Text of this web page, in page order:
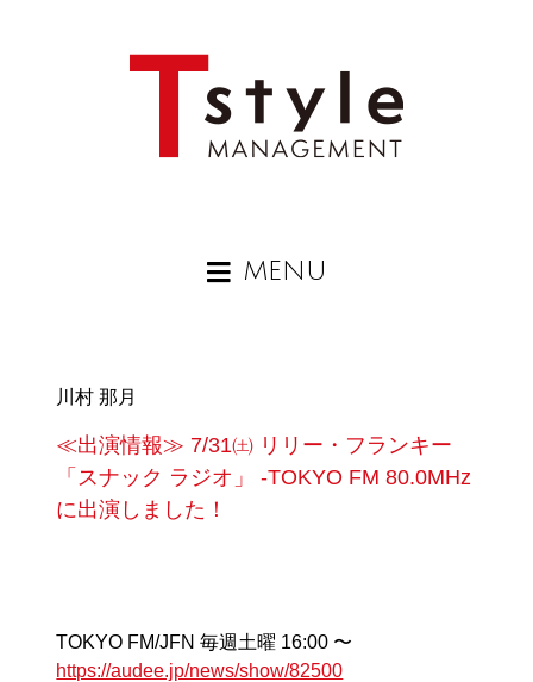
MENU
川村 那月
≪出演情報≫ 7/31㈯ リリー・フランキー
「スナック ラジオ」 -TOKYO FM 80.0MHz
に出演しました！
TOKYO FM/JFN 毎週土曜 16:00 〜
https://audee.jp/news/show/82500